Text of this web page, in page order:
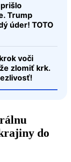
Trump
úder! TOTO
voči
zlomiť krk.
do